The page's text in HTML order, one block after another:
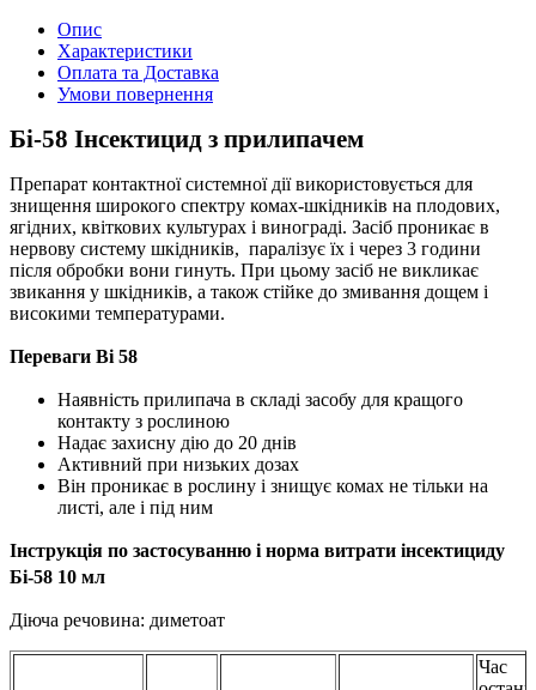
Опис
Характеристики
Оплата та Доставка
Умови повернення
Бі-58 Інсектицид з прилипачем
Препарат контактної системної дії використовується для
знищення широкого спектру комах-шкідників на плодових,
ягідних, квіткових культурах і винограді. Засіб проникає в
нервову систему шкідників, паралізує їх і через 3 години
після обробки вони гинуть. При цьому засіб не викликає
звикання у шкідників, а також стійке до змивання дощем і
високими температурами.
Переваги Bi 58
Наявність прилипача в складі засобу для кращого
контакту з рослиною
Надає захисну дію до 20 днів
Активний при низьких дозах
Він проникає в рослину і знищує комах не тільки на
листі, але і під ним
Інструкція по застосуванню і норма витрати інсектициду
Бі-58 10 мл
Діюча речовина: диметоат
Час